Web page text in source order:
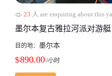
23 人 are enquiring about this
墨尔本复古雅拉河派对游艇
目的地： 墨尔本
$890.00 /小时